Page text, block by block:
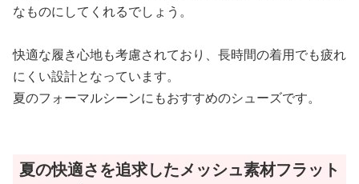
なものにしてくれるでしょう。
快適な履き心地も考慮されており、長時間の着用でも疲れ
にくい設計となっています。
夏のフォーマルシーンにもおすすめのシューズです。
夏の快適さを追求したメッシュ素材フラット